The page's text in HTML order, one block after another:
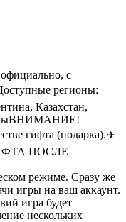
с
регионы:
Казахстан,
ВНИМАНИЕ!
гифта (подарка).✈️
ПОСЛЕ
режиме. Сразу же
игры на ваш аккаунт.
игра будет
нескольких